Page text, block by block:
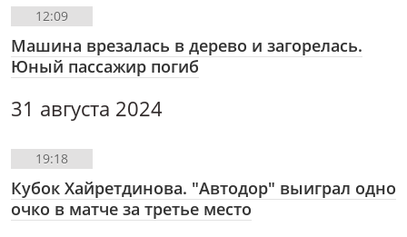
12:09
Машина врезалась в дерево и загорелась.
Юный пассажир погиб
31 августа 2024
19:18
Кубок Хайретдинова. "Автодор" выиграл одно
очко в матче за третье место